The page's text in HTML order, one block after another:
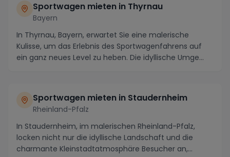
Sportwagen mieten in Thyrnau
Bayern
In Thyrnau, Bayern, erwartet Sie eine malerische
Kulisse, um das Erlebnis des Sportwagenfahrens auf
ein ganz neues Level zu heben. Die idyllische Umge...
Sportwagen mieten in Staudernheim
Rheinland-Pfalz
In Staudernheim, im malerischen Rheinland-Pfalz,
locken nicht nur die idyllische Landschaft und die
charmante Kleinstadtatmosphäre Besucher an,